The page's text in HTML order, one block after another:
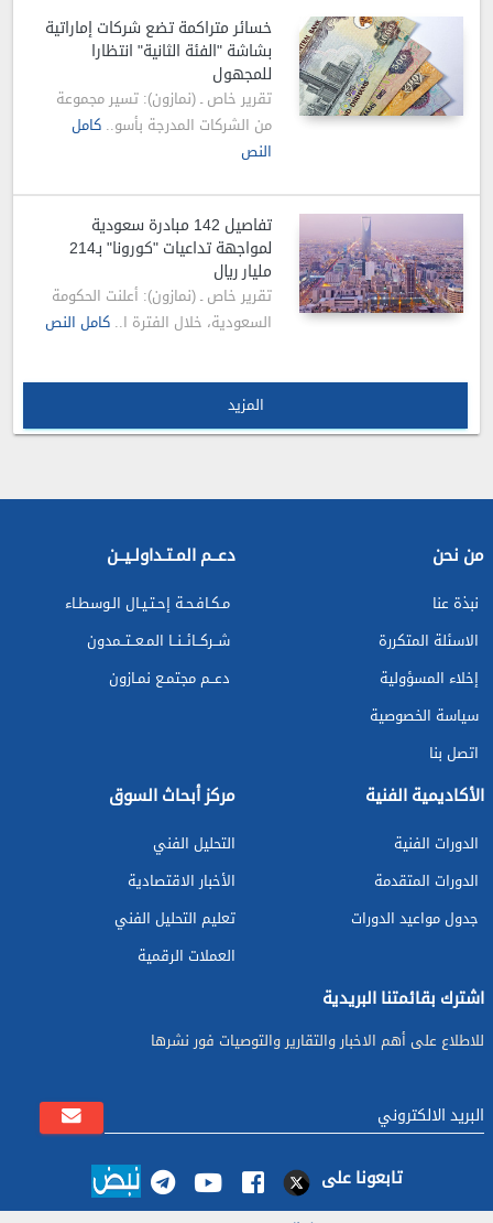
خسائر متراكمة تضع شركات إماراتية
بشاشة "الفئة الثانية" انتظارا
للمجهول
تقرير خاص ـ (نمازون): تسير مجموعة
من الشركات المدرجة بأسو..كامل
النص
تفاصيل 142 مبادرة سعودية
لمواجهة تداعيات "كورونا" بـ214
مليار ريال
تقرير خاص ـ (نمازون): أعلنت الحكومة
السعودية، خلال الفترة ا..كامل النص
المزيد
من نحن
نبذة عنا
الاسئلة المتكررة
إخلاء المسؤولية
سياسة الخصوصية
اتصل بنا
دعــم المـتـداولـيــن
مـكـافـحـة إحـتـيـال الـوسطـاء
شــركــائــنــا المـعــتــمدون
دعــم مجتمـع نمـازون
الأكاديمية الفنية
الدورات الفنية
الدورات المتقدمة
جدول مواعيد الدورات
مركز أبحاث السوق
التحليل الفني
الأخبار الاقتصادية
تعليم التحليل الفني
العملات الرقمية
اشترك بقائمتنا البريدية
للاطلاع على أهم الاخبار والتقارير والتوصيات فور نشرها
تابعونا على